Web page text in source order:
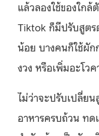
แล้วลองใช้ของใกล้
Tiktok ก็มีปรับสูตร
น้อย บางคนก็ใช้ผัก
งวง หรือเพิ่มอะโว
ไม่ว่าจะปรับเปลี่ยน
อาหารครบถ้วน ท